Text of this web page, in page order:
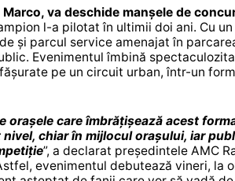
va deschide manșele de
l-a pilotat în ultimii doi ani. Cu
și parcul service amenajat în
Evenimentul îmbină
pe un circuit urban, într-un
orașele care îmbrățișează acest
chiar în mijlocul orașului, iar
”, a declarat președintele AMC
evenimentul debutează vineri, la